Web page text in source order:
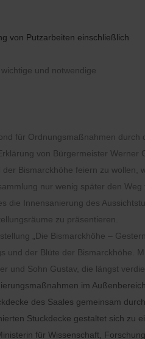
von Putzarbeiten einschließlich
und notwendige
für Ordnungsmaßnahmen
von Bürgermeister
Bismarckhöhe feiern zu wollen,
nur wenig später den
Innensanierung des
zu präsentieren.
„Die Bismarckhöhe –
der Blüte der Bismarckhöhe.
und Sohn Gustav, die längst
im Außenbereich.
des Saales gemeinsam
Stuckdecke gestaltet sich
für Wissenschaft,